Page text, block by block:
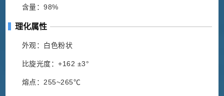
含量：98%
理化属性
外观：白色粉状
比旋光度：+162 ±3°
熔点：255~265℃